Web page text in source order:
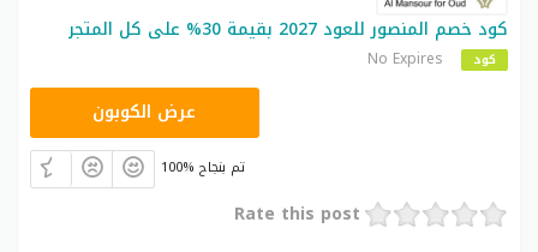
كود خصم المنصور للعود 2027 بقيمة 30% على كل المتجر
كود No Expires
عرض الكوبون
100% تم بنجاح
Rate this post